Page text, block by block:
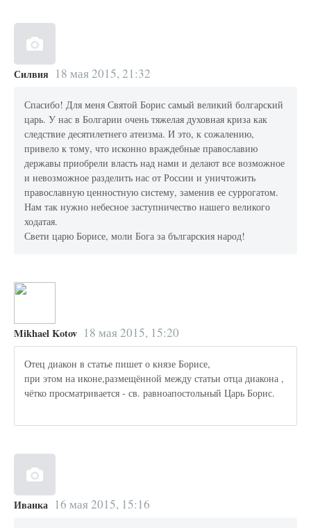
Силвия 18 мая 2015, 21:32
Спасибо! Для меня Святой Борис самый великий болгарский
царь. У нас в Болгарии очень тяжелая духовная криза как
следствие десятилетнего атеизма. И это, к сожалению,
привело к тому, что исконно враждебные православию
державы приобрели власть над нами и делают все возможное
и невозможное разделить нас от России и уничтожить
православную ценностную систему, заменив ее суррогатом.
Нам так нужно небесное заступничество нашего великого
ходатая.
Свети царю Борисе, моли Бога за българския народ!
Mikhael Kotov 18 мая 2015, 15:20
Отец диакон в статье пишет о князе Борисе,
при этом на иконе,размещённой между статьи отца диакона ,
чётко просматривается - св. равноапостольный Царь Борис.
Иванка 16 мая 2015, 15:16